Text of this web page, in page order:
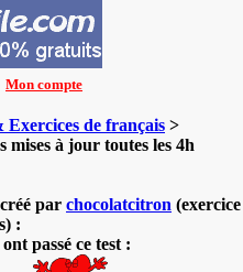
Mon compte
Exercices de français >
mises à jour toutes les 4h
par chocolatcitron (exercice
:
passé ce test :